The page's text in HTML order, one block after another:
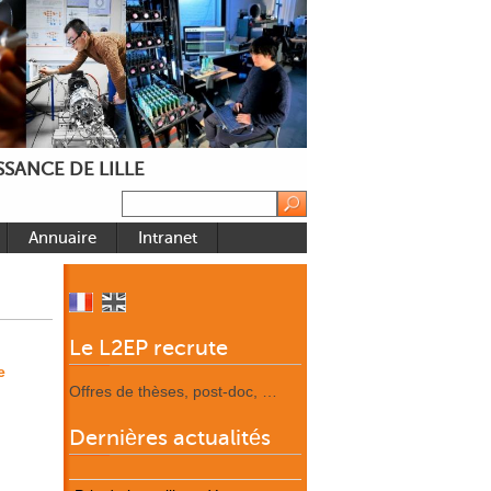
DE LILLE
Annuaire Intranet
Le L2EP recrute
Offres de thèses, post-doc, …
Dernières actualités